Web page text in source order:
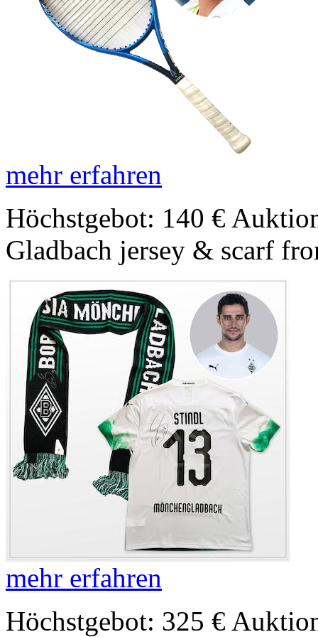
mehr erfahren
Höchstgebot: 140 €
Gladbach jersey & scarf
mehr erfahren
Höchstgebot: 325 €